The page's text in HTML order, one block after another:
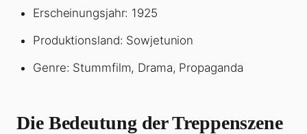
Erscheinungsjahr: 1925
Produktionsland: Sowjetunion
Genre: Stummfilm, Drama, Propaganda
Die Bedeutung der Treppenszene